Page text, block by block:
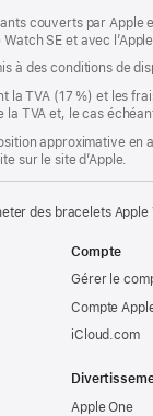
couverts par Apple
Watch SE et avec
à des conditions de
la TVA (17 %) et les
la TVA et, le cas
approximative en
sur le site d’Apple.
des bracelets Apple
Compte
Gérer le
Compte
iCloud.com
Apple One